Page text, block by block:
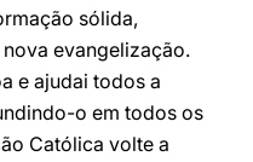
sólida,
evangelização.
e ajudai todos a
o em todos os
Católica volte a